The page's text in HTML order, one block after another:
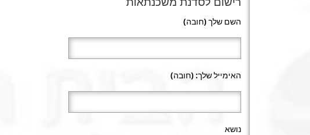
השם שלך (חובה)
האימייל שלך: (חובה)
נושא